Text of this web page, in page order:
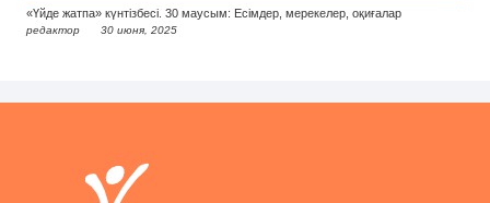
«Үйде жатпа» күнтізбесі. 30 маусым: Есімдер, мерекелер, оқиғалар
редактор 30 июня, 2025